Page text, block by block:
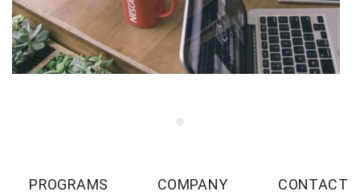
CONTACT
COMPANY
PROGRAMS